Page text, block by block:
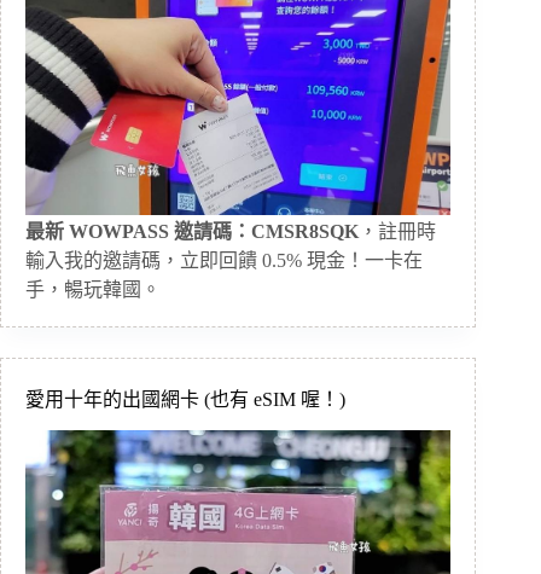
最新 WOWPASS 邀請碼：CMSR8SQK ，註冊時
輸入我的邀請碼，立即回饋 0.5% 現金！一卡在
手，暢玩韓國。
愛用十年的出國網卡 (也有 eSIM 喔！)